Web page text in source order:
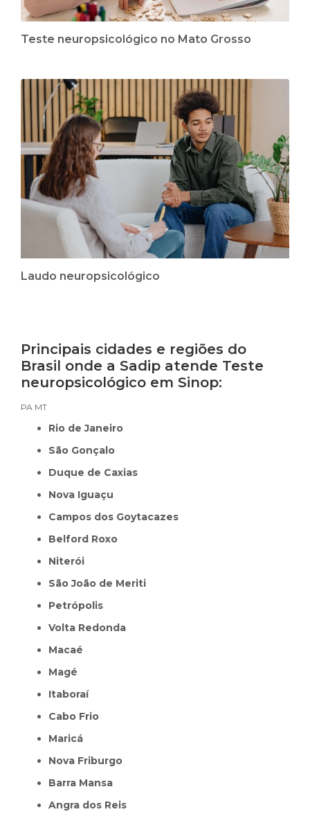
Teste neuropsicológico no Mato Grosso
Laudo neuropsicológico
Principais cidades e regiões do
Brasil onde a Sadip atende Teste
neuropsicológico em Sinop:
PA MT
Rio de Janeiro
São Gonçalo
Duque de Caxias
Nova Iguaçu
Campos dos Goytacazes
Belford Roxo
Niterói
São João de Meriti
Petrópolis
Volta Redonda
Macaé
Magé
Itaboraí
Cabo Frio
Maricá
Nova Friburgo
Barra Mansa
Angra dos Reis